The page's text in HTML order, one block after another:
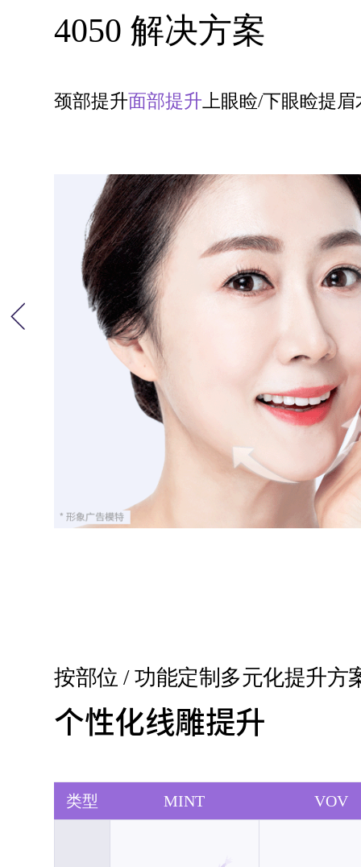
4050 解决方案
颈部提升面部提升上眼睑/下眼睑提眉
按部位 / 功能定制多元化提升方
个性化线雕提升
类型 MINT VOV